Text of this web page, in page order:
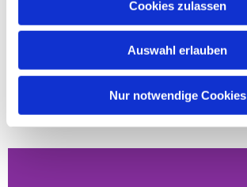
Cookies zulassen
Auswahl erlauben
Nur notwendige Cookies